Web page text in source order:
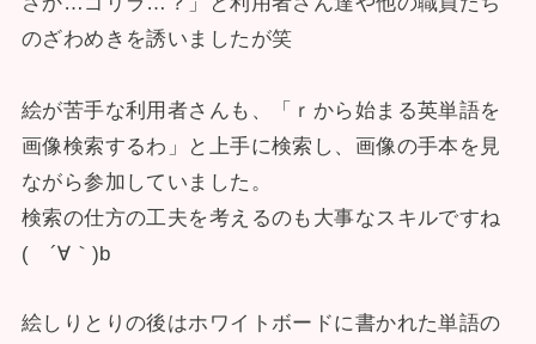
のざわめきを誘いましたが笑
絵が苦手な利用者さんも、「ｒから始まる英単語を
画像検索するわ」と上手に検索し、画像の手本を見
ながら参加していました。
検索の仕方の工夫を考えるのも大事なスキルですね
( ´∀｀)b
絵しりとりの後はホワイトボードに書かれた単語の